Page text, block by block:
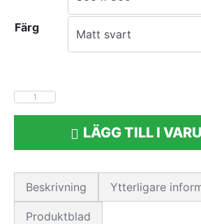
Färg
LÄGG TILL I
Beskrivning Ytterligare
Produktblad